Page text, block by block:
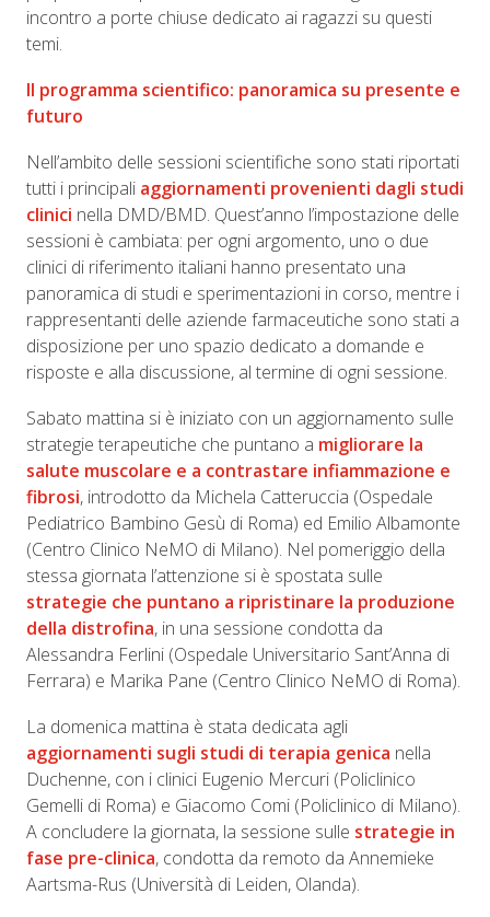
incontro a porte chiuse dedicato ai ragazzi su questi
temi.
Il programma scientifico: panoramica su presente e
futuro
Nell’ambito delle sessioni scientifiche sono stati riportati
tutti i principali aggiornamenti provenienti dagli studi
clinici nella DMD/BMD. Quest’anno l’impostazione delle
sessioni è cambiata: per ogni argomento, uno o due
clinici di riferimento italiani hanno presentato una
panoramica di studi e sperimentazioni in corso, mentre i
rappresentanti delle aziende farmaceutiche sono stati a
disposizione per uno spazio dedicato a domande e
risposte e alla discussione, al termine di ogni sessione.
Sabato mattina si è iniziato con un aggiornamento sulle
strategie terapeutiche che puntano a migliorare la
salute muscolare e a contrastare infiammazione e
fibrosi, introdotto da Michela Catteruccia (Ospedale
Pediatrico Bambino Gesù di Roma) ed Emilio Albamonte
(Centro Clinico NeMO di Milano). Nel pomeriggio della
stessa giornata l’attenzione si è spostata sulle
strategie che puntano a ripristinare la produzione
della distrofina, in una sessione condotta da
Alessandra Ferlini (Ospedale Universitario Sant’Anna di
Ferrara) e Marika Pane (Centro Clinico NeMO di Roma).
La domenica mattina è stata dedicata agli
aggiornamenti sugli studi di terapia genica nella
Duchenne, con i clinici Eugenio Mercuri (Policlinico
Gemelli di Roma) e Giacomo Comi (Policlinico di Milano).
A concludere la giornata, la sessione sulle strategie in
fase pre-clinica, condotta da remoto da Annemieke
Aartsma-Rus (Università di Leiden, Olanda).